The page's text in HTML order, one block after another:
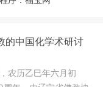
的中国化学术研讨
农历乙巳年六月初